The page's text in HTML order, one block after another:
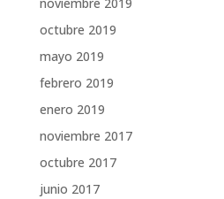
octubre 2019
mayo 2019
febrero 2019
enero 2019
noviembre 2017
octubre 2017
junio 2017